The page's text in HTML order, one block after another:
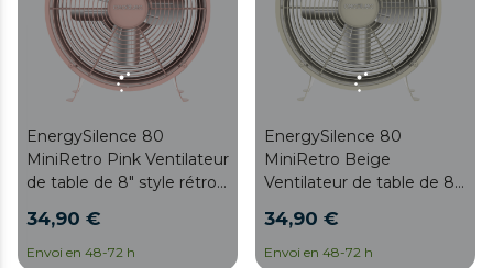
EnergySilence 80
MiniRetro Pink Ventilateur
de table de 8" style rétro
34,90 €
Envoi en 48-72 h
EnergySilence 80
MiniRetro Beige
Ventilateur de table de 8"
W et 4 pales.
34,90 €
Envoi en 48-72 h